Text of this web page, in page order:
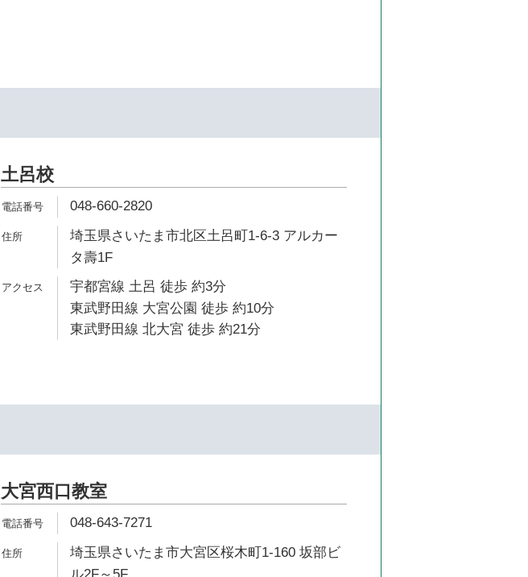
土呂校
048-660-2820
埼玉県さいたま市北区土呂町1-6-3 アルカー
タ壽1F
宇都宮線 土呂 徒歩 約3分
東武野田線 大宮公園 徒歩 約10分
東武野田線 北大宮 徒歩 約21分
大宮西口教室
048-643-7271
埼玉県さいたま市大宮区桜木町1-160 坂部ビ